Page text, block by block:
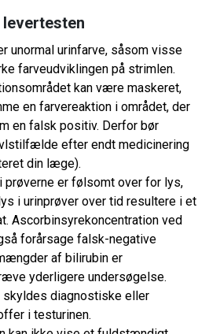
unormal urinfarve, såsom visse
farveudviklingen på strimlen.
kan være maskeret,
en farvereaktion i området, der
en falsk positiv. Derfor bør
efter endt medicinering
din læge).
prøverne er følsomt over for lys,
i urinprøver over tid resultere i et
Ascorbinsyrekoncentration ved
forårsage falsk-negative
af bilirubin er
yderligere undersøgelse.
skyldes diagnostiske eller
i testurinen.